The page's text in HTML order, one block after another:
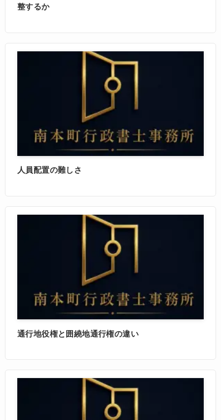
整するか
人員配置の難しさ
通行地役権と囲繞地通行権の違い